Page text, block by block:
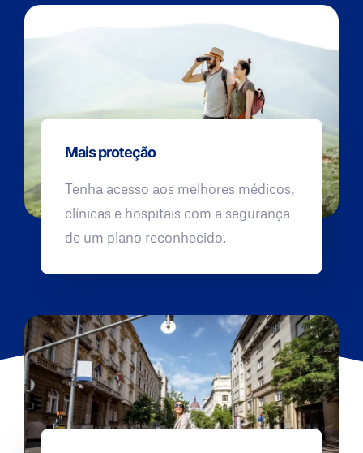
Mais proteção
Tenha acesso aos melhores médicos,
clínicas e hospitais com a segurança
de um plano reconhecido.